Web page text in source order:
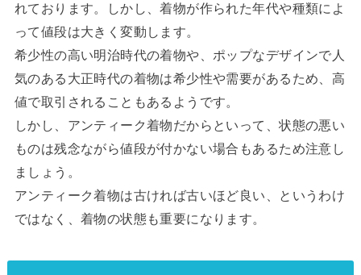
れております。しかし、着物が作られた年代や種類によ
って値段は大きく変動します。
希少性の高い明治時代の着物や、ポップなデザインで人
気のある大正時代の着物は希少性や需要があるため、高
値で取引されることもあるようです。
しかし、アンティーク着物だからといって、状態の悪い
ものは残念ながら値段が付かない場合もあるため注意し
ましょう。
アンティーク着物は古ければ古いほど良い、というわけ
ではなく、着物の状態も重要になります。